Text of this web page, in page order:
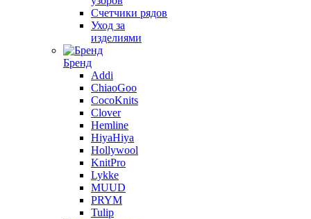
Счетчики рядов
Уход за
изделиями
Бренд
Addi
ChiaoGoo
CocoKnits
Clover
Hemline
HiyaHiya
Hollywool
KnitPro
Lykke
MUUD
PRYM
Tulip